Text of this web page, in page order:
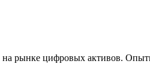
рынке цифровых активов.